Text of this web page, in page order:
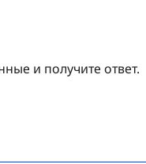
и получите ответ.